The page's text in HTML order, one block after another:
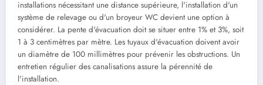
installations nécessitant une distance supérieure, l'installation d'un
système de relevage ou d'un broyeur WC devient une option à
considérer. La pente d'évacuation doit se situer entre 1% et 3%, soit
1 à 3 centimètres par mètre. Les tuyaux d'évacuation doivent avoir
un diamètre de 100 millimètres pour prévenir les obstructions. Un
entretien régulier des canalisations assure la pérennité de
l'installation.